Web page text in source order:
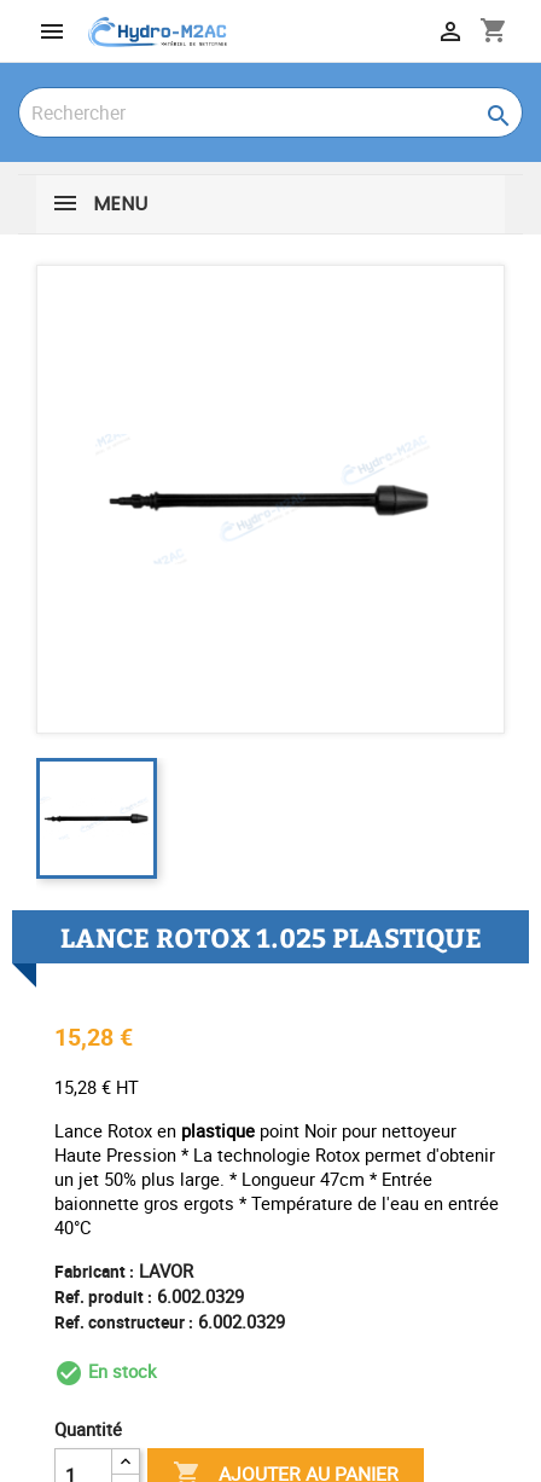
 shopping_cart


MENU
LANCE ROTOX 1.025 PLASTIQUE
15,28 €
15,28 € HT
Lance Rotox en plastique point Noir pour nettoyeur
Haute Pression * La technologie Rotox permet d'obtenir
un jet 50% plus large. * Longueur 47cm * Entrée
baionnette gros ergots * Température de l'eau en entrée
40°C
Fabricant : LAVOR
Ref. produit : 6.002.0329
Ref. constructeur : 6.002.0329
check_circle_outline
En stock
Quantité
 AJOUTER AU PANIER